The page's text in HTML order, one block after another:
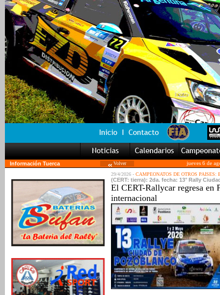
Información Tuerca Volver
jueves 6 de
29/4/2026 - CAMPEONATOS DE OTROS PAISES:
(CERT: tierra): 2da. fecha: 13° Rally
El CERT-Rallycar regresa en
internacional